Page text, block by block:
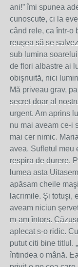
ani!” îmi spunea
cunoscute, ci la
când rele, ca într-o
reuşea să se
sub lumina
de flori albastre ai
obişnuită, nici
Mă priveau grav,
secret doar al
urgent. Am aprins
nu mai aveam ce-i
mai cer nimic.
avea. Sufletul meu
respira de durere.
lumea asta
apăsam cheile
lacrimile. Şi totuşi,
aveam niciun
m-am întors.
aplecat s-o ridic.
putut citi bine titlul.
întindea o mână.